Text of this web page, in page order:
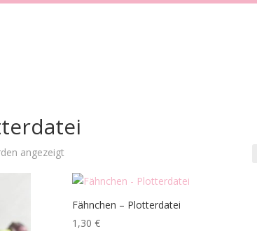
angezeigt
Fähnchen – Plotterdatei
1,30 €